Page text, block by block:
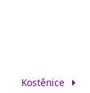
Kostěnice